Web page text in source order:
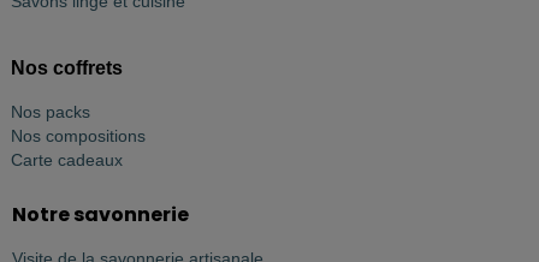
Nos coffrets
Nos packs
Nos compositions
Carte cadeaux
Notre savonnerie